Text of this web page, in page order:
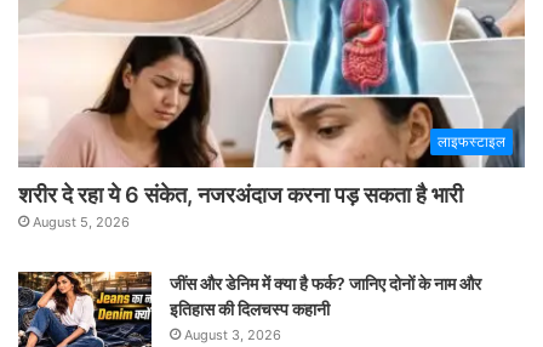
लाइफस्टाइल
शरीर दे रहा ये 6 संकेत, नजरअंदाज करना पड़ सकता है भारी
August 5, 2026
जींस और डेनिम में क्या है फर्क? जानिए दोनों के नाम और
इतिहास की दिलचस्प कहानी
August 3, 2026